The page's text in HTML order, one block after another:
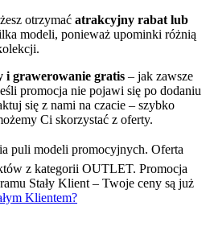
otrzymać atrakcyjny rabat lub
modeli, ponieważ upominki różnią
i grawerowanie gratis – jak zawsze
promocja nie pojawi się po dodaniu
się z nami na czacie – szybko
Ci skorzystać z oferty.
puli modeli promocyjnych. Oferta
z kategorii OUTLET. Promocja
Stały Klient – Twoje ceny są już
Klientem?